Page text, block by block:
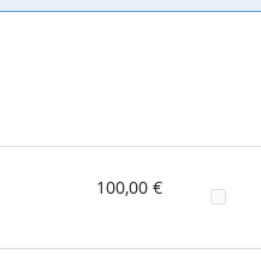
100,00 €